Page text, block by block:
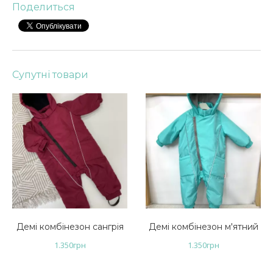
Поделиться
Супутні товари
Демі комбінезон сангрія
1.350грн
Демі комбінезон м'ятний
1.350грн